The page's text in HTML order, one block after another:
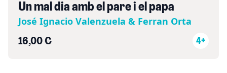
Un mal dia amb el pare i el papa
José Ignacio Valenzuela & Ferran Orta
16,00 € 4+